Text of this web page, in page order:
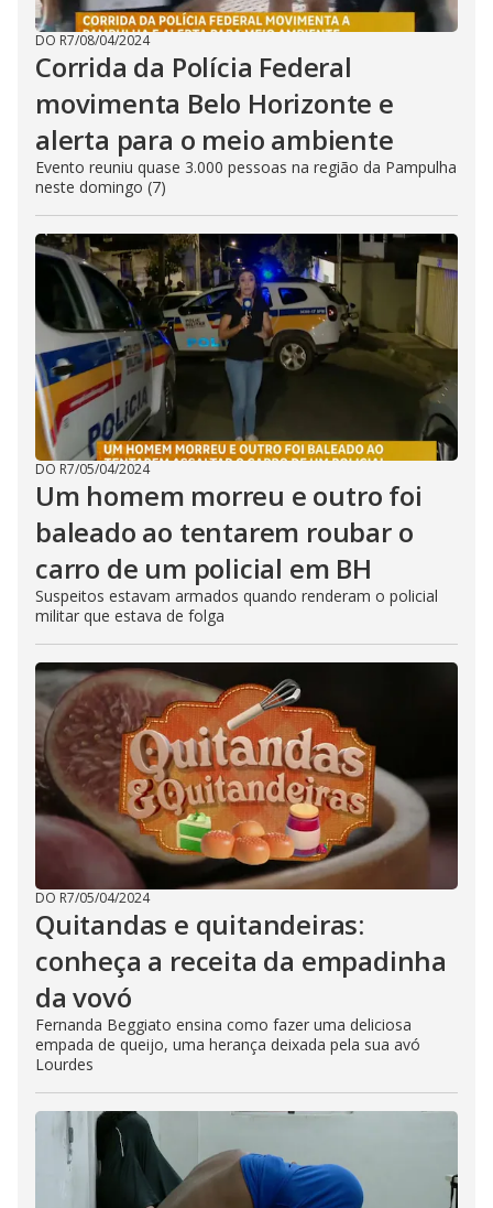
DO R7/08/04/2024
Corrida da Polícia Federal
movimenta Belo Horizonte e
alerta para o meio ambiente
Evento reuniu quase 3.000 pessoas na região da Pampulha
neste domingo (7)
DO R7/05/04/2024
Um homem morreu e outro foi
baleado ao tentarem roubar o
carro de um policial em BH
Suspeitos estavam armados quando renderam o policial
militar que estava de folga
DO R7/05/04/2024
Quitandas e quitandeiras:
conheça a receita da empadinha
da vovó
Fernanda Beggiato ensina como fazer uma deliciosa
empada de queijo, uma herança deixada pela sua avó
Lourdes